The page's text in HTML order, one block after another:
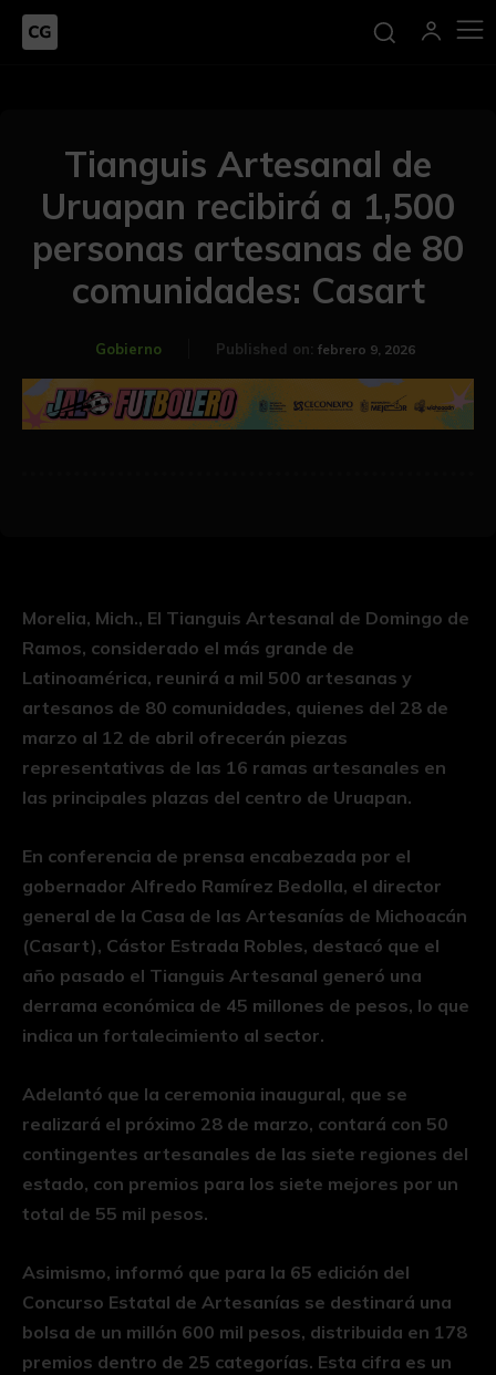
Tianguis Artesanal de
Uruapan recibirá a 1,500
personas artesanas de 80
comunidades: Casart
Gobierno Published on: febrero 9, 2026
Morelia, Mich., El Tianguis Artesanal de Domingo de
Ramos, considerado el más grande de
Latinoamérica, reunirá a mil 500 artesanas y
artesanos de 80 comunidades, quienes del 28 de
marzo al 12 de abril ofrecerán piezas
representativas de las 16 ramas artesanales en
las principales plazas del centro de Uruapan.
En conferencia de prensa encabezada por el
gobernador Alfredo Ramírez Bedolla, el director
general de la Casa de las Artesanías de Michoacán
(Casart), Cástor Estrada Robles, destacó que el
año pasado el Tianguis Artesanal generó una
derrama económica de 45 millones de pesos, lo que
indica un fortalecimiento al sector.
Adelantó que la ceremonia inaugural, que se
realizará el próximo 28 de marzo, contará con 50
contingentes artesanales de las siete regiones del
estado, con premios para los siete mejores por un
total de 55 mil pesos.
Asimismo, informó que para la 65 edición del
Concurso Estatal de Artesanías se destinará una
bolsa de un millón 600 mil pesos, distribuida en 178
premios dentro de 25 categorías. Esta cifra es un